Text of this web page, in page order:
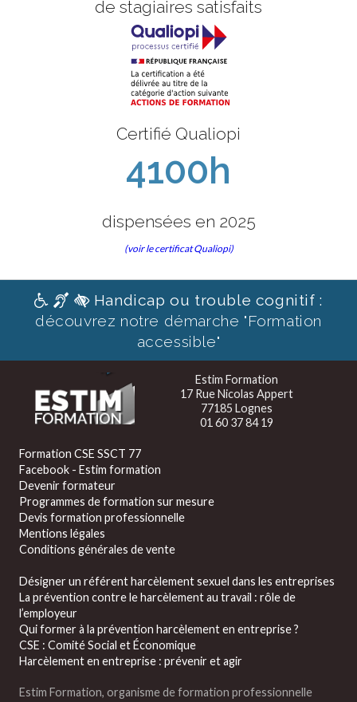
de stagiaires satisfaits
Certifié Qualiopi
4100h
dispensées en 2025
(voir le certificat Qualiopi)
Handicap ou trouble cognitif :
découvrez notre démarche "Formation
accessible"
Estim Formation
17 Rue Nicolas Appert
77185 Lognes
01 60 37 84 19
Formation CSE SSCT 77
Facebook - Estim formation
Devenir formateur
Programmes de formation sur mesure
Devis formation professionnelle
Mentions légales
Conditions générales de vente
Désigner un référent harcèlement sexuel dans les entreprises
La prévention contre le harcèlement au travail : rôle de
l’employeur
Qui former à la prévention harcèlement en entreprise ?
CSE : Comité Social et Économique
Harcèlement en entreprise : prévenir et agir
Estim Formation, organisme de formation professionnelle